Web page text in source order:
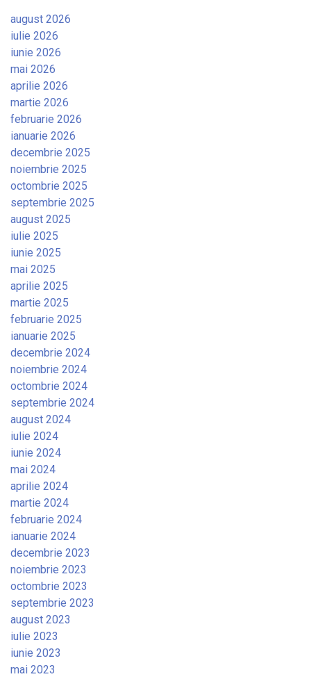
august 2026
iulie 2026
iunie 2026
mai 2026
aprilie 2026
martie 2026
februarie 2026
ianuarie 2026
decembrie 2025
noiembrie 2025
octombrie 2025
septembrie 2025
august 2025
iulie 2025
iunie 2025
mai 2025
aprilie 2025
martie 2025
februarie 2025
ianuarie 2025
decembrie 2024
noiembrie 2024
octombrie 2024
septembrie 2024
august 2024
iulie 2024
iunie 2024
mai 2024
aprilie 2024
martie 2024
februarie 2024
ianuarie 2024
decembrie 2023
noiembrie 2023
octombrie 2023
septembrie 2023
august 2023
iulie 2023
iunie 2023
mai 2023